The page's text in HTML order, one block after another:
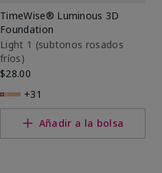
TimeWise® Luminous 3D
Foundation
Light 1​ (subtonos rosados
fríos)
$28.00
+31
Añadir a la bolsa